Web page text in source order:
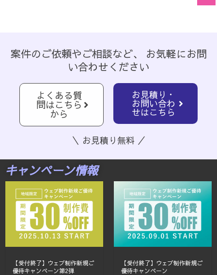
案件のご依頼やご相談など、 お気軽にお問
い合わせください
よくある質
問はこちら
から
お見積り・
お問い合わ
せはこちら
＼ お見積り無料 ／
キャンペーン情報
【受付終了】ウェブ制作新規ご
優待キャンペーン第2弾
【受付終了】ウェブ制作新規ご
優待キャンペーン